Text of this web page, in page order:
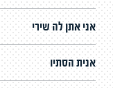
אני אתן לה שירי
אנית הסתיו